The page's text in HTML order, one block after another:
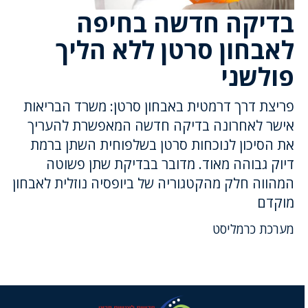
בדיקה חדשה בחיפה
לאבחון סרטן ללא הליך
פולשני
פריצת דרך דרמטית באבחון סרטן: משרד הבריאות
אישר לאחרונה בדיקה חדשה המאפשרת להעריך
את הסיכון לנוכחות סרטן בשלפוחית השתן ברמת
דיוק גבוהה מאוד. מדובר בבדיקת שתן פשוטה
המהווה חלק מהקטגוריה של ביופסיה נוזלית לאבחון
מוקדם
מערכת כרמליסט